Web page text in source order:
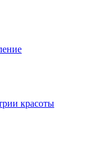
красоты